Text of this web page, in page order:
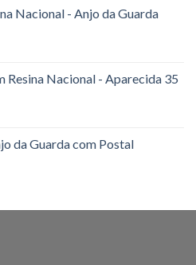
Nacional - Anjo da Guarda
Resina Nacional - Aparecida 35
da Guarda com Postal